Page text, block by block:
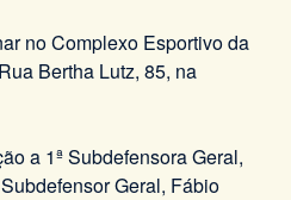
no Complexo Esportivo da
Bertha Lutz, 85, na
a 1ª Subdefensora Geral,
Geral, Fábio